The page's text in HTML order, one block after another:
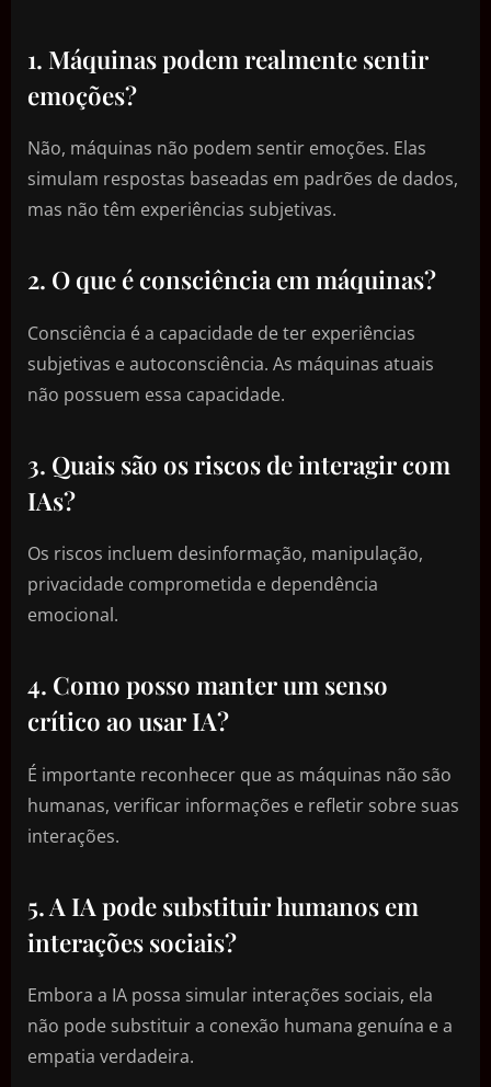
1. Máquinas podem realmente sentir
emoções?
Não, máquinas não podem sentir emoções. Elas
simulam respostas baseadas em padrões de dados,
mas não têm experiências subjetivas.
2. O que é consciência em máquinas?
Consciência é a capacidade de ter experiências
subjetivas e autoconsciência. As máquinas atuais
não possuem essa capacidade.
3. Quais são os riscos de interagir com
IAs?
Os riscos incluem desinformação, manipulação,
privacidade comprometida e dependência
emocional.
4. Como posso manter um senso
crítico ao usar IA?
É importante reconhecer que as máquinas não são
humanas, verificar informações e refletir sobre suas
interações.
5. A IA pode substituir humanos em
interações sociais?
Embora a IA possa simular interações sociais, ela
não pode substituir a conexão humana genuína e a
empatia verdadeira.